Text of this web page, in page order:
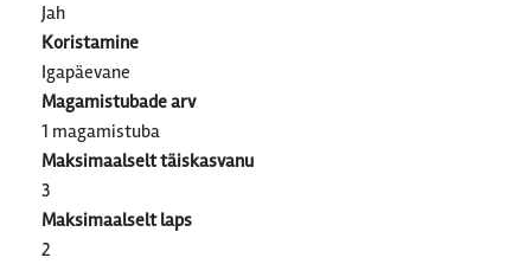
Jah
Koristamine
Igapäevane
Magamistubade arv
1 magamistuba
Maksimaalselt täiskasvanu
3
Maksimaalselt laps
2